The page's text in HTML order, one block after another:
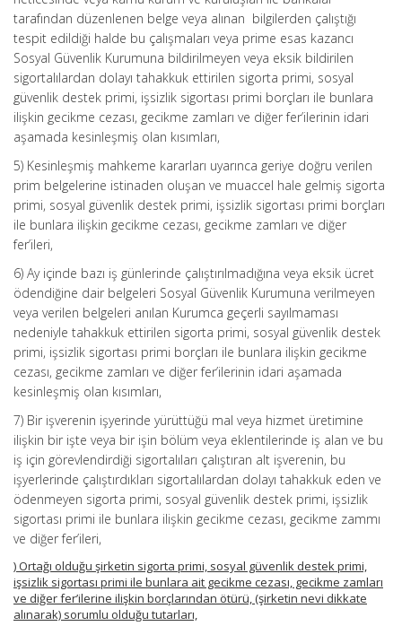
tarafından düzenlenen belge veya alınan bilgilerden çalıştığı
tespit edildiği halde bu çalışmaları veya prime esas kazancı
Sosyal Güvenlik Kurumuna bildirilmeyen veya eksik bildirilen
sigortalılardan dolayı tahakkuk ettirilen sigorta primi, sosyal
güvenlik destek primi, işsizlik sigortası primi borçları ile bunlara
ilişkin gecikme cezası, gecikme zamları ve diğer fer’ilerinin idari
aşamada kesinleşmiş olan kısımları,
5) Kesinleşmiş mahkeme kararları uyarınca geriye doğru verilen
prim belgelerine istinaden oluşan ve muaccel hale gelmiş sigorta
primi, sosyal güvenlik destek primi, işsizlik sigortası primi borçları
ile bunlara ilişkin gecikme cezası, gecikme zamları ve diğer
fer’ileri,
6) Ay içinde bazı iş günlerinde çalıştırılmadığına veya eksik ücret
ödendiğine dair belgeleri Sosyal Güvenlik Kurumuna verilmeyen
veya verilen belgeleri anılan Kurumca geçerli sayılmaması
nedeniyle tahakkuk ettirilen sigorta primi, sosyal güvenlik destek
primi, işsizlik sigortası primi borçları ile bunlara ilişkin gecikme
cezası, gecikme zamları ve diğer fer’ilerinin idari aşamada
kesinleşmiş olan kısımları,
7) Bir işverenin işyerinde yürüttüğü mal veya hizmet üretimine
ilişkin bir işte veya bir işin bölüm veya eklentilerinde iş alan ve bu
iş için görevlendirdiği sigortalıları çalıştıran alt işverenin, bu
işyerlerinde çalıştırdıkları sigortalılardan dolayı tahakkuk eden ve
ödenmeyen sigorta primi, sosyal güvenlik destek primi, işsizlik
sigortası primi ile bunlara ilişkin gecikme cezası, gecikme zammı
ve diğer fer’ileri,
) Ortağı olduğu şirketin sigorta primi, sosyal güvenlik destek primi,
işsizlik sigortası primi ile bunlara ait gecikme cezası, gecikme zamları
ve diğer fer’ilerine ilişkin borçlarından ötürü, (şirketin nevi dikkate
alınarak) sorumlu olduğu tutarları,